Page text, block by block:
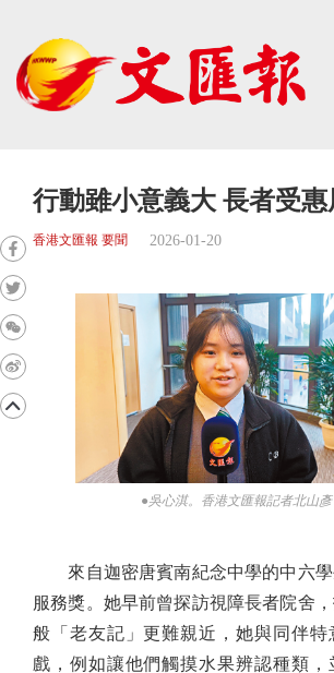
行動雖小意義大 長者受
香港文匯報 要聞 2026-01-20
●吳心淇。香港文匯報記者北山彥
來自迦密唐賓南紀念中學的中六學
服務獎。她早前曾探訪視障長者院舍
般「老友記」更難親近，她與同伴特
戲，例如讓他們觸摸水果辨認種類，